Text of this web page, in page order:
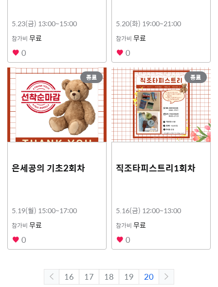
5.23(금) 13:00~15:00
참가비 무료
0
5.20(화) 19:00~21:00
참가비 무료
0
종료
은세공의 기초2회차
5.19(월) 15:00~17:00
참가비 무료
0
종료
직조타피스트리1회차
5.16(금) 12:00~13:00
참가비 무료
0
16 17 18 19 20